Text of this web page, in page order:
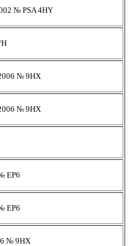
№ PSA 4HY
Н
№ 9HX
№ 9HX
EP6
EP6
№ 9HX